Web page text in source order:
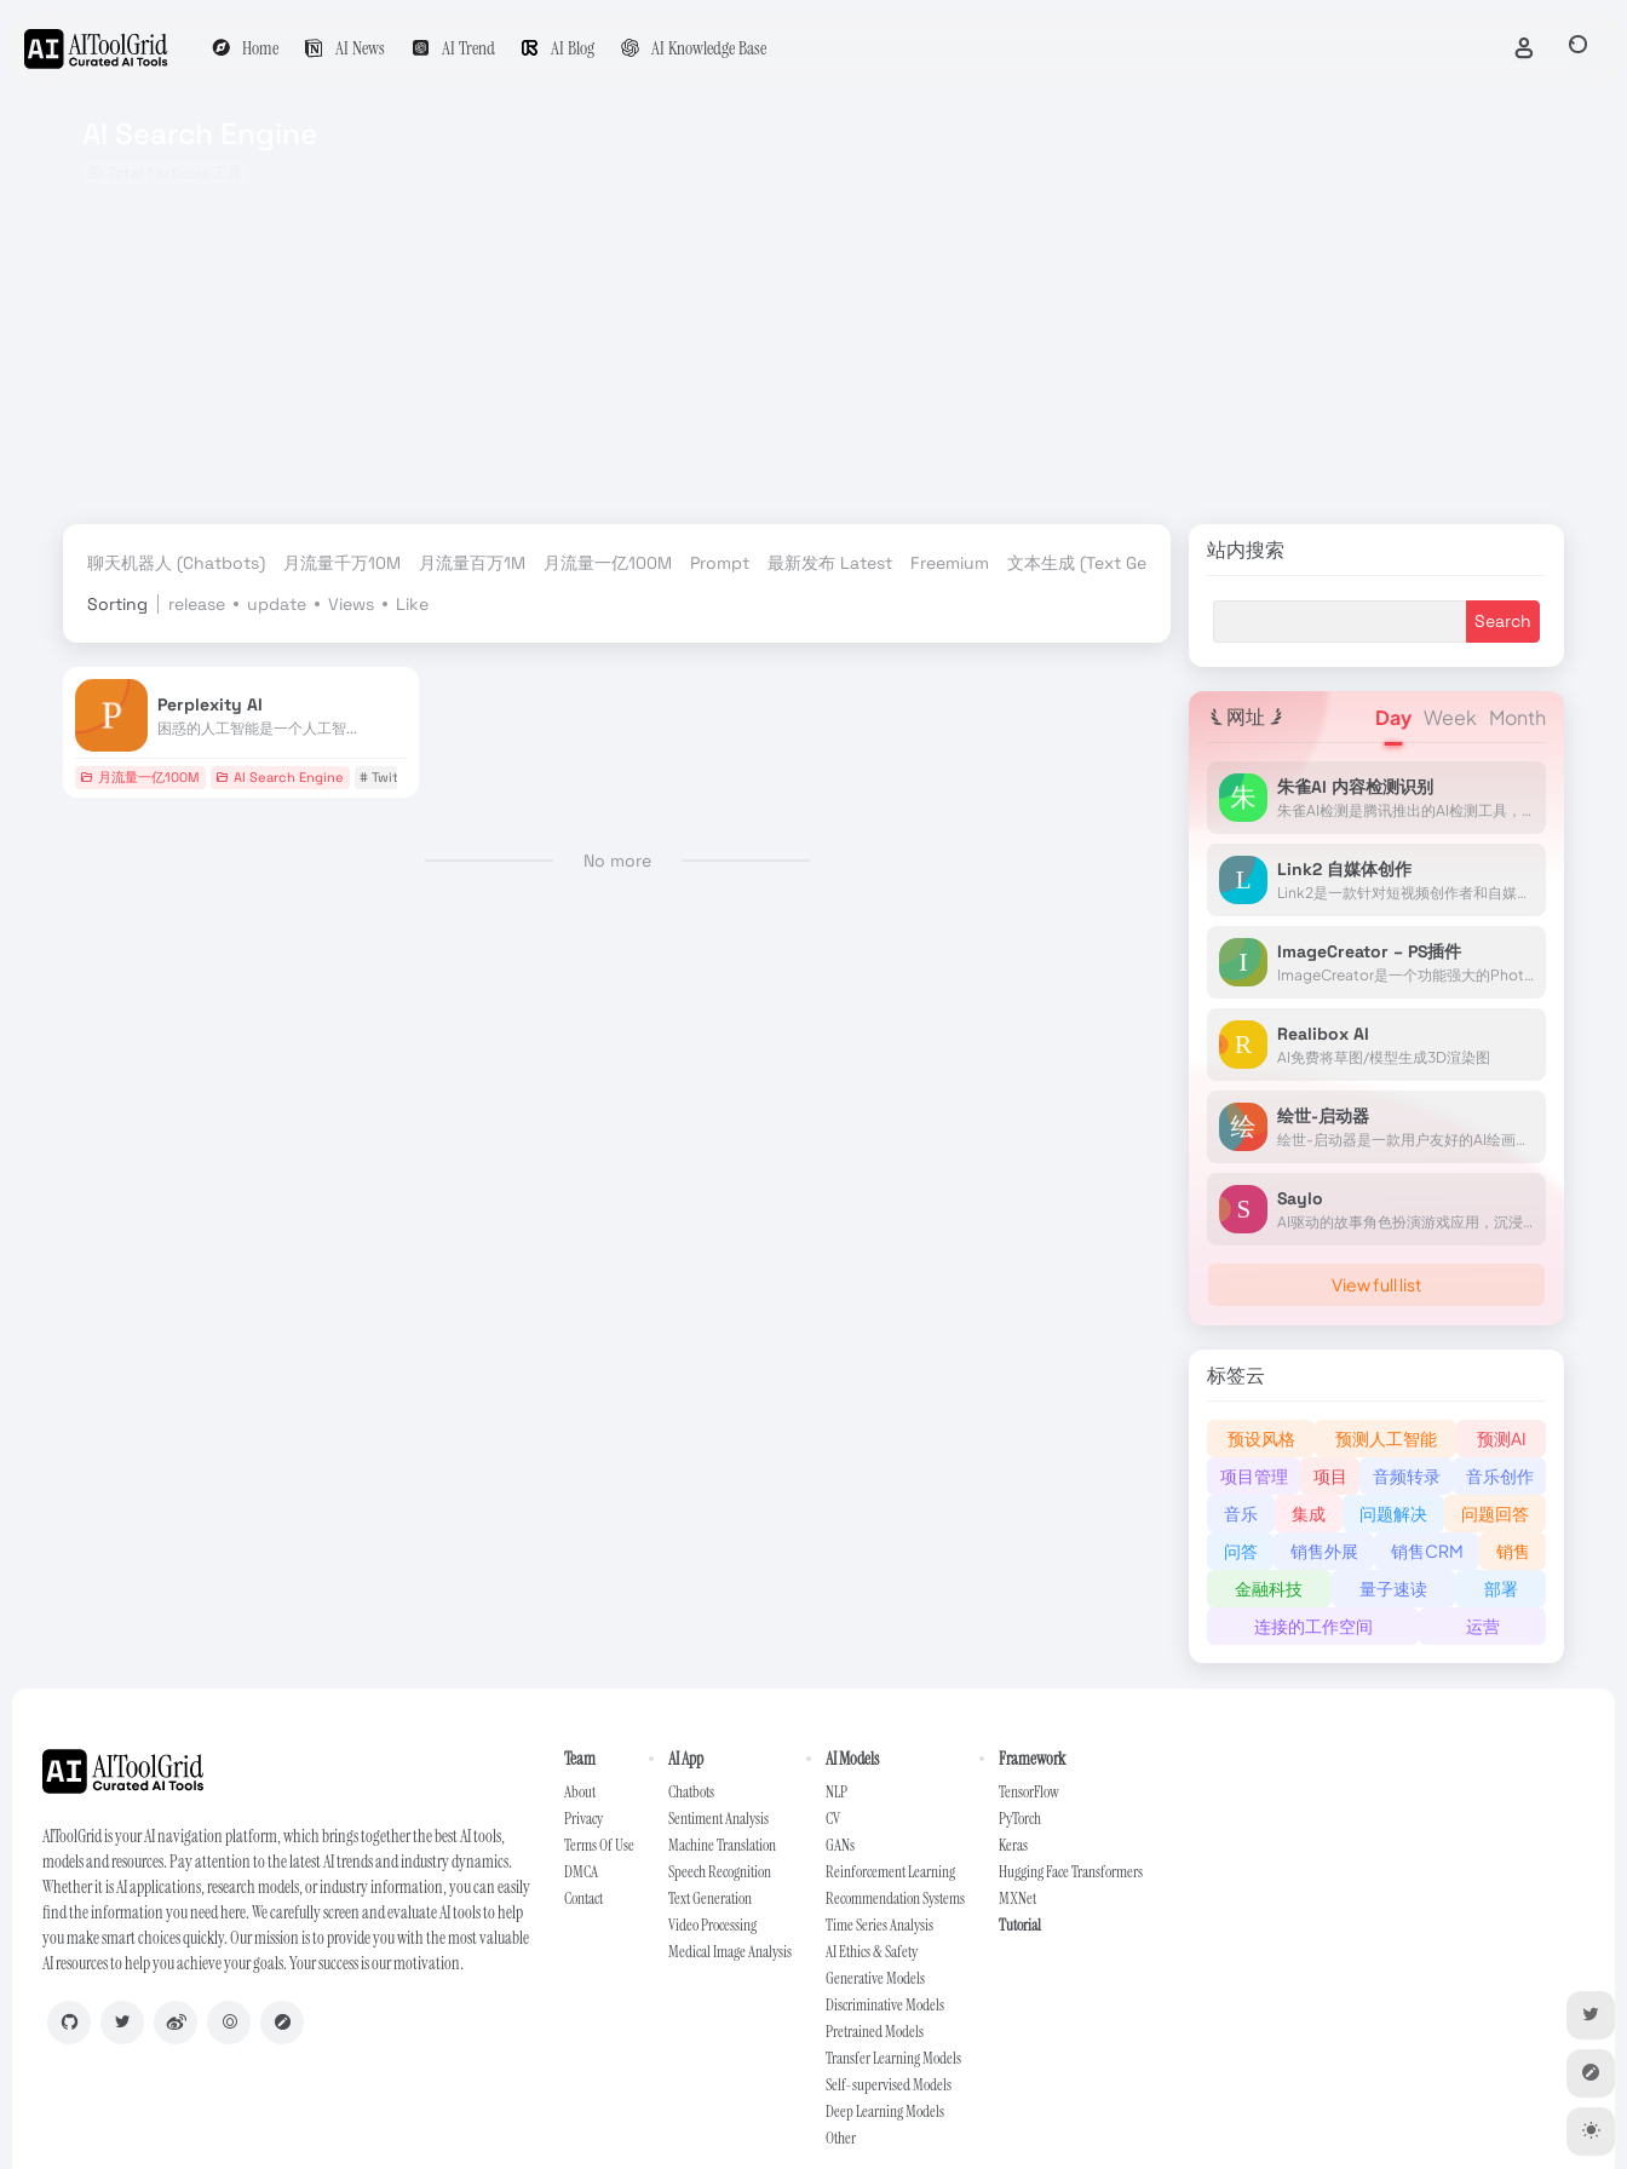
Home AI News AI Trend AI Blog AI Knowledge Base
聊天机器人 (Chatbots) 月流量千万10M 月流量百万1M 月流量一亿100M Prompt 最新发布 Latest Freemium 文本生成 (Text Generation) TensorFlow
Sorting
release update Views Like
Perplexity AI
困惑的人工智能是一个人工智...
月流量一亿100M AI Search Engine # Twitter图查询
No more
站内搜索
网址 Day Week Month
朱雀AI 内容检测识别
朱雀AI检测是腾讯推出的AI检测工具，包含AI生成图片和文本识别系统，帮助用户辨别AI生成内容，保护数字生态的真实性和可信度。
Link2 自媒体创作
Link2是一款针对短视频创作者和自媒体团队的AI内容采集工具，提供了批量提取文案和下载无水印素材的功能，支持抖音、小红书、快手等平台，帮助创作者高效收集和利用社交媒体内容。
ImageCreator – PS插件
ImageCreator是一个功能强大的Photoshop插件，它通过集成生成式AI技术，为设计师提供了一个高效和创新的设计工具。
Realibox AI
AI免费将草图/模型生成3D渲染图
绘世-启动器
绘世-启动器是一款用户友好的AI绘画辅助工具，特别适合那些希望轻松入门AI绘画、减少技术障碍和操作复杂性的用户。
Saylo
AI驱动的故事角色扮演游戏应用，沉浸式的剧本互动体验
View full list
标签云
预设风格 预测人工智能
预测AI
项目管理
项目 音频转录
音乐创作
音乐
集成 问题解决
问题回答
问答
销售外展 销售CRM
销售
金融科技
量子速读
部署
连接的工作空间
运营
AIToolGrid is your AI navigation platform, which brings together the best AI tools,
models and resources. Pay attention to the latest AI trends and industry dynamics.
Whether it is AI applications, research models, or industry information, you can easily
find the information you need here. We carefully screen and evaluate AI tools to help
you make smart choices quickly. Our mission is to provide you with the most valuable
AI resources to help you achieve your goals. Your success is our motivation.
Team
About
Privacy
Terms Of Use
DMCA
Contact
AI App
Chatbots
Sentiment Analysis
Machine Translation
Speech Recognition
Text Generation
Video Processing
Medical Image Analysis
AI Models
NLP
CV
GANs
Reinforcement Learning
Recommendation Systems
Time Series Analysis
AI Ethics & Safety
Generative Models
Discriminative Models
Pretrained Models
Transfer Learning Models
Self-supervised Models
Deep Learning Models
Other
Framework
TensorFlow
PyTorch
Keras
Hugging Face Transformers
MXNet
Tutorial